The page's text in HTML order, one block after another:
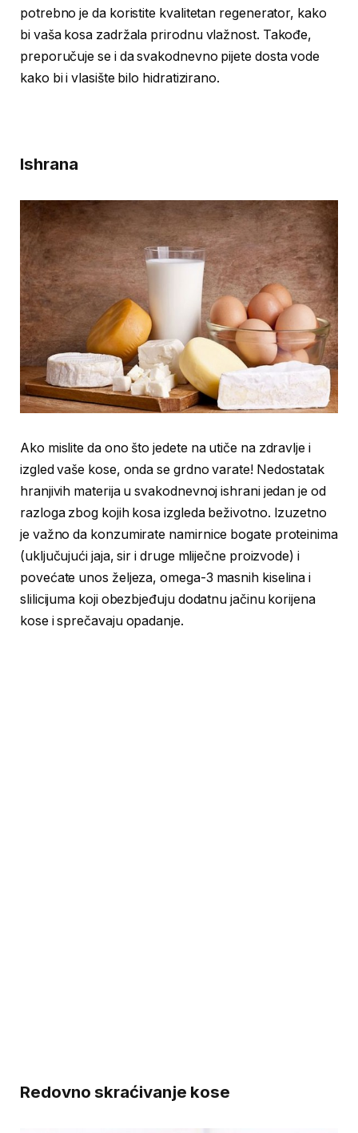
potrebno je da koristite kvalitetan regenerator, kako
bi vaša kosa zadržala prirodnu vlažnost. Takođe,
preporučuje se i da svakodnevno pijete dosta vode
kako bi i vlasište bilo hidratizirano.
Ishrana
Ako mislite da ono što jedete na utiče na zdravlje i
izgled vaše kose, onda se grdno varate! Nedostatak
hranjivih materija u svakodnevnoj ishrani jedan je od
razloga zbog kojih kosa izgleda beživotno. Izuzetno
je važno da konzumirate namirnice bogate proteinima
(uključujući jaja, sir i druge mliječne proizvode) i
povećate unos željeza, omega-3 masnih kiselina i
slilicijuma koji obezbjeđuju dodatnu jačinu korijena
kose i sprečavaju opadanje.
Redovno skraćivanje kose